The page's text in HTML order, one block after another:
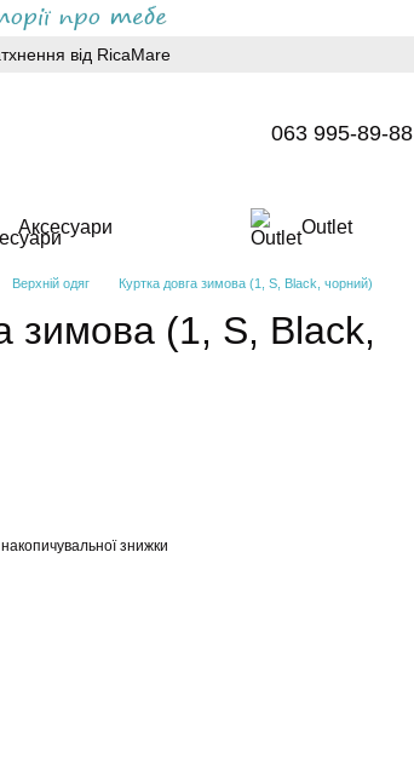
від RicaMare
063 995-89-88
Аксесуари Outlet
Верхній одяг Куртка довга зимова (1, S, Black, чорний)
зимова (1, S, Black,
знижки